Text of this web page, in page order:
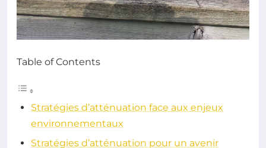
Table of Contents
Stratégies d’atténuation face aux enjeux
environnementaux
Stratégies d’atténuation pour un avenir